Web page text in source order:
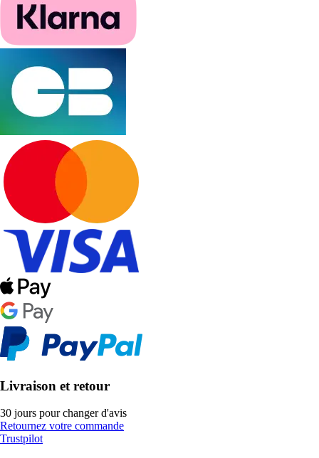
Livraison et retour
30 jours pour changer d'avis
Retournez votre commande
Trustpilot